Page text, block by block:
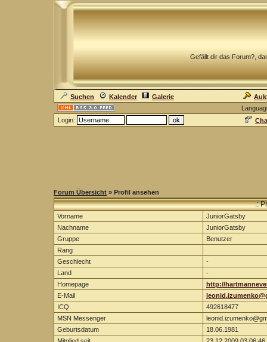
Gefällt dir das Forum?,
Suchen Kalender Galerie
Login:
Forum Übersicht » Profil ansehen
.:
Vorname
JuniorGatsby
Nachname
JuniorGatsby
Gruppe
Benutzer
Rang
Geschlecht
-
Land
-
Homepage
http://
E-Mail
ICQ
492618477
MSN Messenger
Geburtsdatum
18.06.1981